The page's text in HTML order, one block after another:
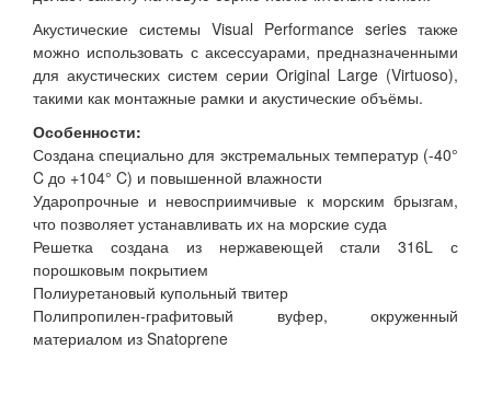
Акустические системы Visual Performance series также
можно использовать с аксессуарами, предназначенными
для акустических систем серии Original Large (Virtuoso),
такими как монтажные рамки и акустические объёмы.
Особенности:
Создана специально для экстремальных температур (-40°
C до +104° C) и повышенной влажности
Ударопрочные и невосприимчивые к морским брызгам,
что позволяет устанавливать их на морские суда
Решетка создана из нержавеющей стали 316L с
порошковым покрытием
Полиуретановый купольный твитер
Полипропилен-графитовый вуфер, окруженный
материалом из Snatoprene